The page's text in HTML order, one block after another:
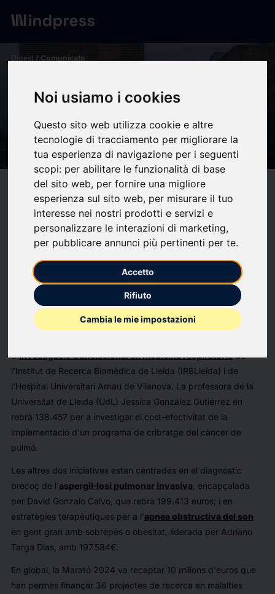
Noi usiamo i cookies
Questo sito web utilizza cookie e altre
tecnologie di tracciamento per migliorare la
tua esperienza di navigazione per i seguenti
scopi: per abilitare le funzionalità di base
del sito web, per fornire una migliore
esperienza sul sito web, per misurare il tuo
interesse nei nostri prodotti e servizi e
personalizzare le interazioni di marketing,
per pubblicare annunci più pertinenti per te.
Accetto
Rifiuto
Cambia le mie impostazioni
Digest/ Comunicato
La Marató finança tres
projectes de l'IRBLleida sobre
pneumologia
Compatibilità help
(0)bookmark_borderupload Condividi
Els edificis de Biomedicina de la UdL que acullen l'IRBLleida /
Foto: Jordi V. Pou (*)
(*) Aquesta imatge no pot ser arxivada, ni reutilitzar-se per a
qualsevol altra informació
La Fundació La Marató de 3Cat destinarà un total de 535.454
d'Investigació translacional en medicina respiratòriade
l'Institut de Recerca Biomèdica de Lleida (IRBLleida) i de
l'Hospital Universitari Arnau de Vilanova. La professora de la
Universitat de Lleida (UdL) Jèssica González Gutiérrez en
rebrà 138.457 per a investigar el cost-efectivitat de la
implementació d'un programa de cribratge del càncer de
pulmó.
Les altres dos iniciatives estan centrades en el diagnòstic
precoç de l'aspergil·losi pulmonar invasiva , encapçalada
per David Gonzalo Calvo, que rebrà 199.413 euros; i en
estratègies terapèutiques per a l'apnea obstructiva del son
en gent gran amb sobrepès o obesitat, liderada per Adriano
Targa Dias, amb 197.584€.
En global, la Marató 2024 va recaptar 10 milions d'euros que
han permès finançar 36 projectes de recerca en malalties